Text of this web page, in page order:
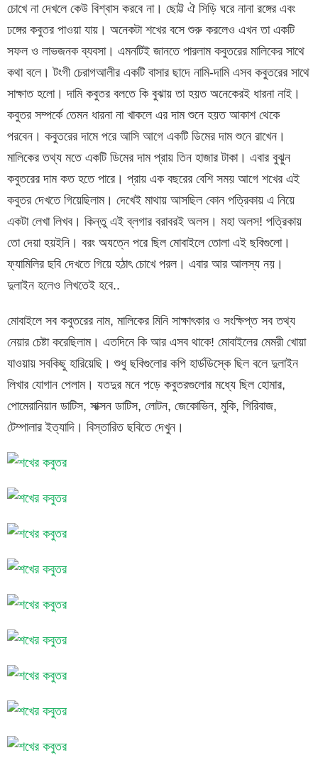
চোখে না দেখলে কেউ বিশ্বাস করবে না। ছোট্ট ঐ সিড়ি ঘরে নানা রঙ্গের এবং
ঢঙ্গের কবুতর পাওয়া যায়। অনেকটা শখের বসে শুরু করলেও এখন তা একটি
সফল ও লাভজনক ব্যবসা। এমনটিই জানতে পারলাম কবুতরের মালিকের সাথে
কথা বলে। টংগী চেরাগআলীর একটি বাসার ছাদে নামি-দামি এসব কবুতরের সাথে
সাক্ষাত হলো। দামি কবুতর বলতে কি বুঝায় তা হয়ত অনেকেরই ধারনা নাই।
কবুতর সম্পর্কে তেমন ধারনা না খাকলে এর দাম শুনে হয়ত আকাশ থেকে
পরবেন। কবুতরের দামে পরে আসি আগে একটি ডিমের দাম শুনে রাখেন।
মালিকের তথ্য মতে একটি ডিমের দাম প্রায় তিন হাজার টাকা। এবার বুঝুন
কবুতরের দাম কত হতে পারে। প্রায় এক বছরের বেশি সময় আগে শখের এই
কবুতর দেখতে গিয়েছিলাম। দেখেই মাথায় আসছিল কোন পত্রিকায় এ নিয়ে
একটা লেখা লিখব। কিন্তু এই ব্লগার বরাবরই অলস। মহা অলস! পত্রিকায়
তো দেয়া হয়ইনি। বরং অযত্নে পরে ছিল মোবাইলে তোলা এই ছবিগুলো।
ফ্যামিলির ছবি দেখতে গিয়ে হঠাৎ চোখে পরল। এবার আর আলস্য নয়।
দুলাইন হলেও লিখতেই হবে..
মোবাইলে সব কবুতরের নাম, মালিকের মিনি সাক্ষাৎকার ও সংক্ষিপ্ত সব তথ্য
নেয়ার চেষ্টা করেছিলাম। এতদিনে কি আর এসব থাকে! মোবাইলের মেমরী খোয়া
যাওয়ায় সবকিছু হারিয়েছি। শুধু ছবিগুলোর কপি হার্ডডিস্কে ছিল বলে দুলাইন
লিখার যোগান পেলাম। যতদুর মনে পড়ে কবুতরগুলোর মধ্যে ছিল হোমার,
পোমেরানিয়ান ডাটিস, সাক্সন ডাটিস, লোটন, জেকোভিন, মুকি, গিরিবাজ,
টেম্পালার ইত্যাদি। বিস্তারিত ছবিতে দেখুন।